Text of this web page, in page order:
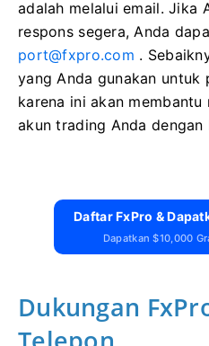
adalah melalui email. Jika
respons segera, Anda
port@fxpro.com .
yang Anda gunakan untuk
karena ini akan membantu
akun trading Anda dengan
Daftar FxPro &
Dapatkan $10,000
Dukungan